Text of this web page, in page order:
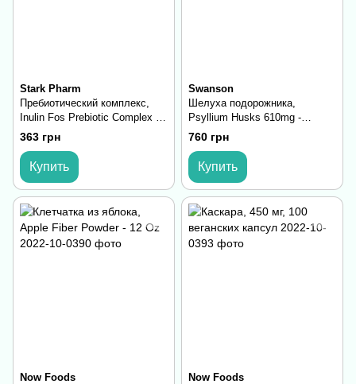
Stark Pharm
Пребиотический комплекс,
Inulin Fos Prebiotic Complex -
300g
363 грн
Купить
Swanson
Шелуха подорожника,
Psyllium Husks 610mg -
300caps
760 грн
Купить
Now Foods
Now Foods